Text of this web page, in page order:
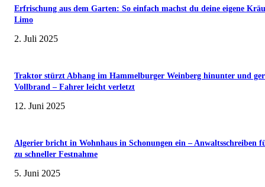
Erfrischung aus dem Garten: So einfach machst du deine eigene
Limo
2. Juli 2025
Traktor stürzt Abhang im Hammelburger Weinberg hinunter und
Vollbrand – Fahrer leicht verletzt
12. Juni 2025
Algerier bricht in Wohnhaus in Schonungen ein – Anwaltsschreiben
zu schneller Festnahme
5. Juni 2025